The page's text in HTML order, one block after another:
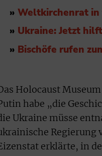
» Weltkirchenrat in
» Ukraine: Jetzt
» Bischöfe rufen
Holocaust
habe „die
Ukraine müsse
Regierung
erklärte, in